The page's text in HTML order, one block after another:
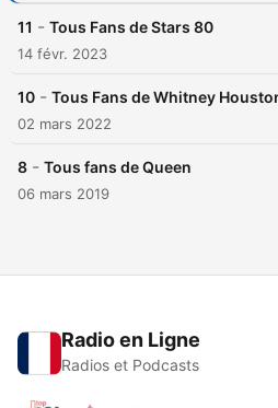
11 - Tous Fans de Stars 80
14 févr. 2023
10 - Tous Fans de Whitney
02 mars 2022
8 - Tous fans de Queen
06 mars 2019
Radio en Ligne
Radios et Podcasts